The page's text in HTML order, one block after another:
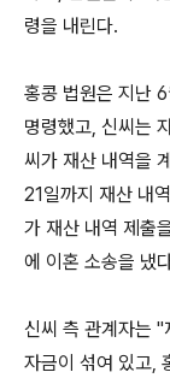
령을 내린다.
홍콩 법원은 지난
명령했고, 신씨는
씨가 재산 내역을
21일까지 재산 내
가 재산 내역 제출
에 이혼 소송을 냈
신씨 측 관계자는 "
자금이 섞여 있고,